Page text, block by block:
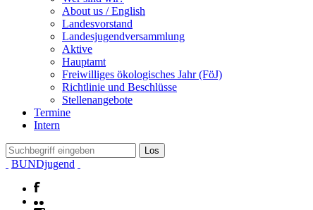
About us / English
Landesvorstand
Landesjugendversammlung
Aktive
Hauptamt
Freiwilliges ökologisches Jahr (FöJ)
Richtlinie und Beschlüsse
Stellenangebote
Termine
Intern
BUNDjugend